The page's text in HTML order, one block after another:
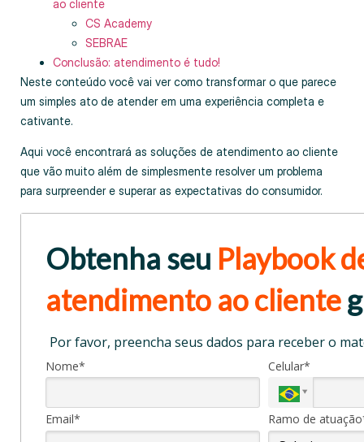
ao cliente
CS Academy
SEBRAE
Conclusão: atendimento é tudo!
Neste conteúdo você vai ver como transformar o que parece
um simples ato de atender em uma experiência completa e
cativante.
Aqui você encontrará as soluções de atendimento ao cliente
que vão muito além de simplesmente resolver um problema
para surpreender e superar as expectativas do consumidor.
Obtenha seu Playbook
atendimento ao cliente
Por favor, preencha seus dados para receber o
Nome* Celular*
Email* Ramo de